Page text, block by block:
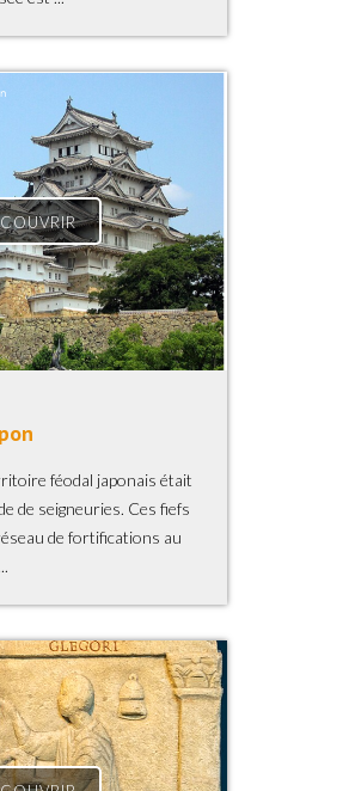
féodal japonais était
de seigneuries. Ces fiefs
de fortifications au